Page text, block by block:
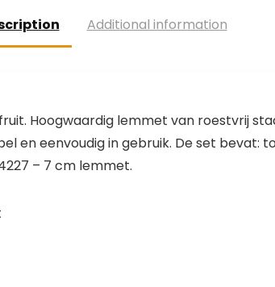
Additional information
Hoogwaardig lemmet van roestvrij
en eenvoudig in gebruik. De set bevat:
– 7 cm lemmet.